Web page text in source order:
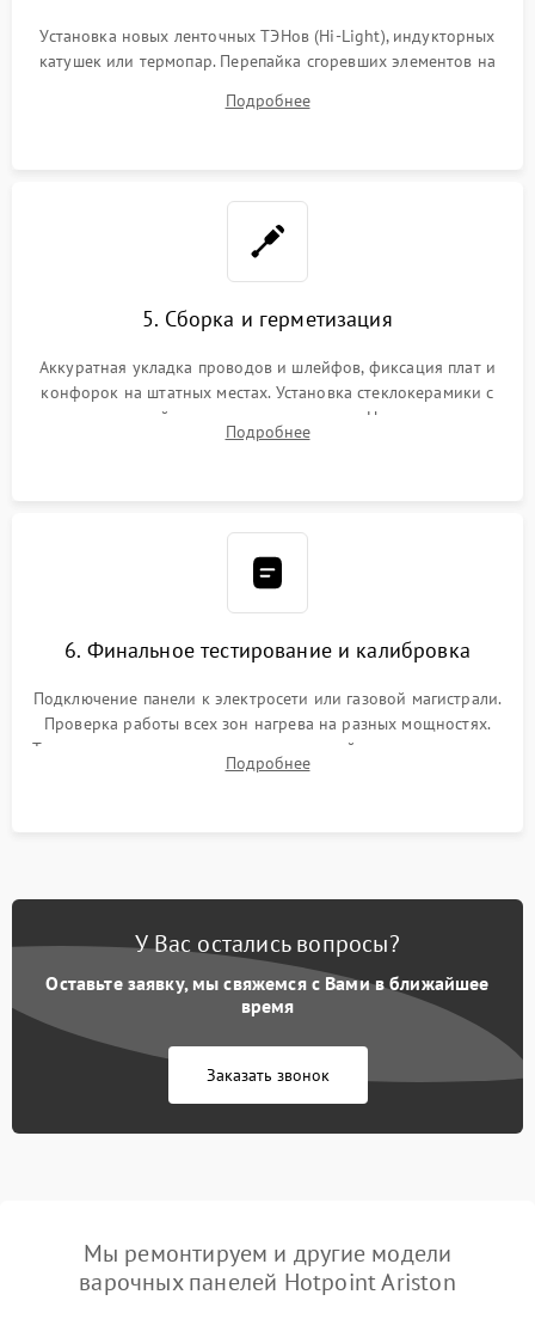
Установка новых ленточных ТЭНов (Hi-Light), индукторных
катушек или термопар. Перепайка сгоревших элементов на
дорожек. Очистка контактов и замена поврежденной
Подробнее
5. Сборка и герметизация
Аккуратная укладка проводов и шлейфов, фиксация плат и
конфорок на штатных местах. Установка стеклокерамики с
проверкой равномерности зазоров. Нанесение
термостойкого герметика или укладка уплотнительной
Подробнее
6. Финальное тестирование и калибровка
Подключение панели к электросети или газовой магистрали.
Проверка работы всех зон нагрева на разных мощностях.
Тестирование сенсорного управления, таймера, индикаторов
остаточного тепла и систем защиты от перегрева.
Подробнее
У Вас остались вопросы?
Оставьте заявку, мы свяжемся с Вами в ближайшее
время
Заказать звонок
Мы ремонтируем и другие модели
варочных панелей Hotpoint Ariston